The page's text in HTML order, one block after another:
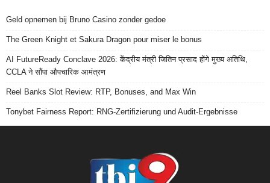
Geld opnemen bij Bruno Casino zonder gedoe
The Green Knight et Sakura Dragon pour miser le bonus
AI FutureReady Conclave 2026: केंद्रीय मंत्री जितिन प्रसाद होंगे मुख्य अतिथि,
CCLA ने सौंपा औपचारिक आमंत्रण
Reel Banks Slot Review: RTP, Bonuses, and Max Win
Tonybet Fairness Report: RNG-Zertifizierung und Audit-Ergebnisse